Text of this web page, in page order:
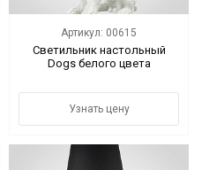
Артикул: 00615
Светильник настольный
Dogs белого цвета
Узнать цену